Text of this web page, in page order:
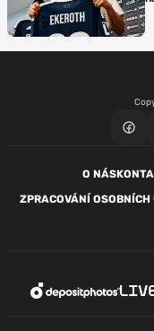
O NÁS
ZPRACOVÁNÍ